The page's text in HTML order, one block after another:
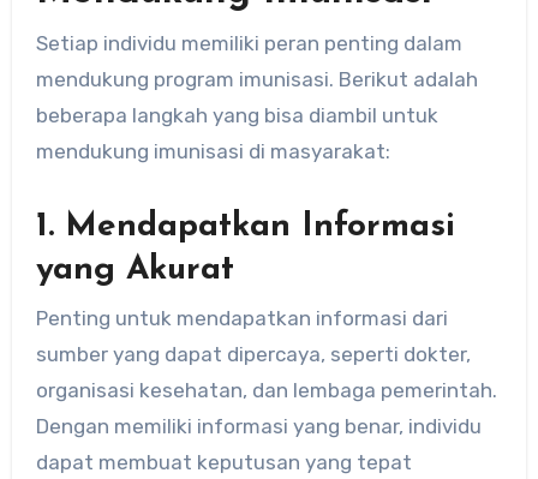
Setiap individu memiliki peran penting dalam
mendukung program imunisasi. Berikut adalah
beberapa langkah yang bisa diambil untuk
mendukung imunisasi di masyarakat:
1. Mendapatkan Informasi
yang Akurat
Penting untuk mendapatkan informasi dari
sumber yang dapat dipercaya, seperti dokter,
organisasi kesehatan, dan lembaga pemerintah.
Dengan memiliki informasi yang benar, individu
dapat membuat keputusan yang tepat